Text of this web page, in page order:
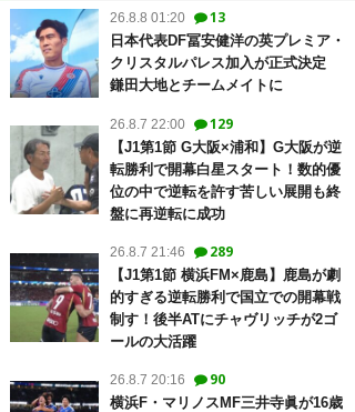
26.8.8 01:20 13
日本代表DF冨安健洋の英プレミア・
クリスタルパレス加入が正式決定
鎌田大地とチームメイトに
26.8.7 22:00 129
【J1第1節 G大阪×浦和】G大阪が逆
転勝利で開幕白星スタート！数的優
位の中で逆転を許す苦しい展開も終
盤に再逆転に成功
26.8.7 21:46 289
【J1第1節 横浜FM×鹿島】鹿島が劇
的すぎる逆転勝利で国立での開幕戦
制す！後半ATにチャヴリッチが2ゴ
ールの大活躍
26.8.7 20:16 90
横浜F・マリノスMF三井寺眞が16歳